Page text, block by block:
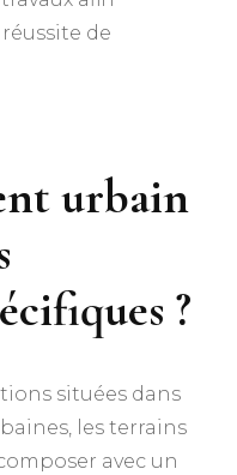
de
urbain
?
situées dans
les terrains
avec un